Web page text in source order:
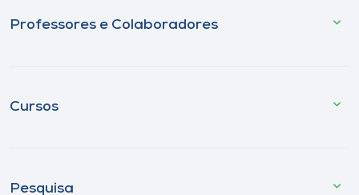
Professores e Colaboradores
Cursos
Pesquisa